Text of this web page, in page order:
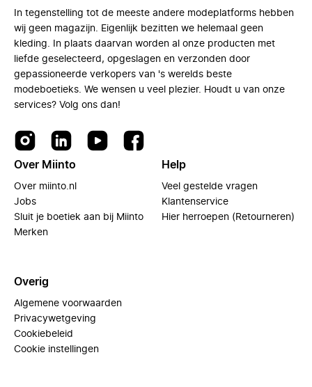
In tegenstelling tot de meeste andere modeplatforms hebben
wij geen magazijn. Eigenlijk bezitten we helemaal geen
kleding. In plaats daarvan worden al onze producten met
liefde geselecteerd, opgeslagen en verzonden door
gepassioneerde verkopers van 's werelds beste
modeboetieks. We wensen u veel plezier. Houdt u van onze
services? Volg ons dan!
Over Miinto
Over miinto.nl
Jobs
Sluit je boetiek aan bij Miinto
Merken
Help
Veel gestelde vragen
Klantenservice
Hier herroepen (Retourneren)
Overig
Algemene voorwaarden
Privacywetgeving
Cookiebeleid
Cookie instellingen